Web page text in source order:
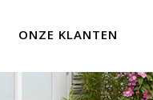
ONZE KLANTEN